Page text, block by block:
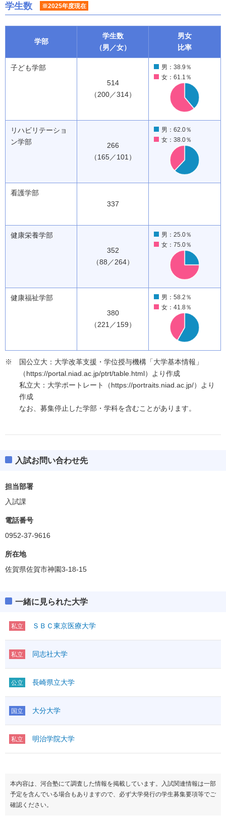
学生数 ※2025年度現在
学部
学生数
（男／女）
男女
比率
子ども学部
514
（200／314）
男：38.9％
女：61.1％
リハビリテーショ
ン学部
266
（165／101）
男：62.0％
女：38.0％
看護学部
337
健康栄養学部
352
（88／264）
男：25.0％
女：75.0％
健康福祉学部
380
（221／159）
男：58.2％
女：41.8％
国公立大：大学改革支援・学位授与機構「大学基本情報」
（https://portal.niad.ac.jp/ptrt/table.html）より作成
私立大：大学ポートレート（https://portraits.niad.ac.jp/）より
作成
なお、募集停止した学部・学科を含むことがあります。
入試お問い合わせ先
担当部署
入試課
電話番号
0952-37-9616
所在地
佐賀県佐賀市神園3-18-15
一緒に見られた大学
私立 ＳＢＣ東京医療大学
私立 同志社大学
公立 長崎県立大学
国立 大分大学
私立 明治学院大学
本内容は、河合塾にて調査した情報を掲載しています。入試関連情報は一部
予定を含んでいる場合もありますので、必ず大学発行の学生募集要項等でご
確認ください。